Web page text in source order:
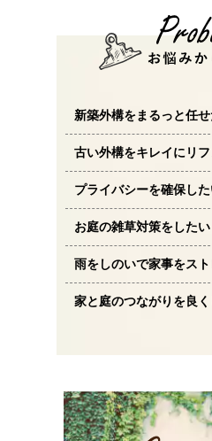
新築外構をまるっと任
古い外構をキレイにリ
プライバシーを確保し
お庭の雑草対策をしたい
雨をしのいで家事をス
家と庭のつながりを良